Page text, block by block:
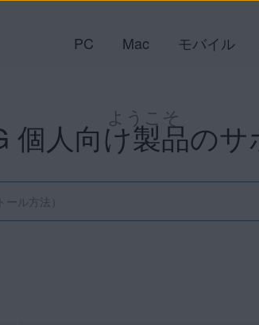
PC Mac モバイル
ようこそ
個人向け製品のサ